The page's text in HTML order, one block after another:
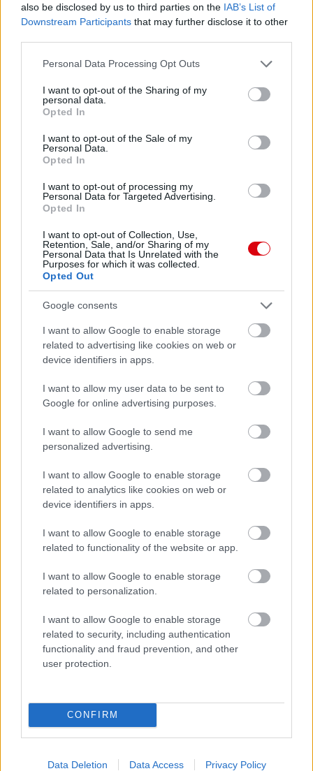
also be disclosed by us to third parties on the IAB’s List of
Downstream Participants that may further disclose it to other
Please note that this website/app uses one or more Google
not limited to your visit or usage behaviour. You may click to
grant or deny consent to Google and its third-party tags to
use your data for below specified purposes in below Google
consent section.
Personal Data Processing Opt Outs
I want to opt-out of the Sharing of my
personal data.
Opted In
I want to opt-out of the Sale of my
Personal Data.
Opted In
I want to opt-out of processing my
Personal Data for Targeted Advertising.
Opted In
I want to opt-out of Collection, Use,
Retention, Sale, and/or Sharing of my
Personal Data that Is Unrelated with the
Purposes for which it was collected.
Opted Out
Google consents
I want to allow Google to enable storage
related to advertising like cookies on web or
device identifiers in apps.
I want to allow my user data to be sent to
Google for online advertising purposes.
I want to allow Google to send me
personalized advertising.
I want to allow Google to enable storage
related to analytics like cookies on web or
device identifiers in apps.
I want to allow Google to enable storage
related to functionality of the website or app.
I want to allow Google to enable storage
related to personalization.
I want to allow Google to enable storage
related to security, including authentication
functionality and fraud prevention, and other
user protection.
CONFIRM
Data Deletion Data Access Privacy Policy